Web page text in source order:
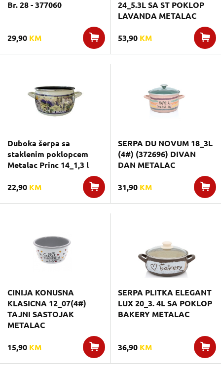
Br. 28 - 377060
29,90 KM
24_5.3L SA ST POKLOP
LAVANDA METALAC
53,90 KM
Duboka šerpa sa
staklenim poklopcem
Metalac Princ 14_1,3 l
22,90 KM
SERPA DU NOVUM 18_3L
(4#) (372696) DIVAN
DAN METALAC
31,90 KM
CINIJA KONUSNA
KLASICNA 12_07(4#)
TAJNI SASTOJAK
METALAC
15,90 KM
SERPA PLITKA ELEGANT
LUX 20_3. 4L SA POKLOP
BAKERY METALAC
36,90 KM